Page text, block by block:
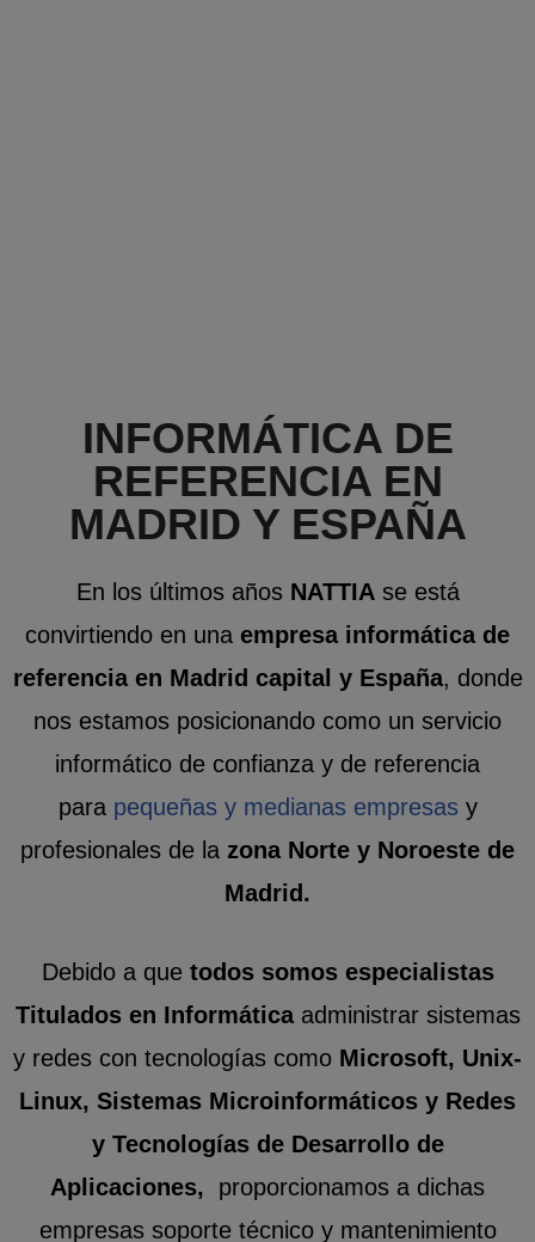
INFORMÁTICA DE
REFERENCIA EN
MADRID Y ESPAÑA
En los últimos años NATTIA se está
convirtiendo en una empresa informática de
referencia en Madrid capital y España, donde
nos estamos posicionando como un servicio
informático de confianza y de referencia
para pequeñas y medianas empresas y
profesionales de la zona Norte y Noroeste de
Madrid.
Debido a que todos somos especialistas
Titulados en Informáticaadministrar sistemas
y redes con tecnologías como Microsoft, Unix-
Linux, Sistemas Microinformáticos y Redes
y Tecnologías de Desarrollo de
Aplicaciones, proporcionamos a dichas
empresas soporte técnico y mantenimiento